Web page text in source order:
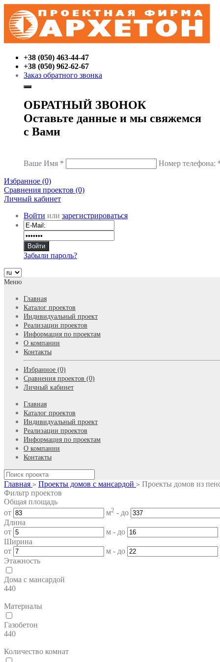
+38 (050) 463-44-47
+38 (050) 962-62-67
Заказ обратного звонка
ОБРАТНЫЙ ЗВОНОК
Оставьте данные и мы свяжемся
с Вами
Ваше Имя * Номер телефона:
Избранное (0)
Сравнения проектов (0)
Личный кабинет
Войти или зарегистрироваться
Забыли пароль?
Меню
Главная
Каталог проектов
Индивидуальный проект
Реализации проектов
Информация по проектам
О компании
Контакты
Избранное (0)
Сравнения проектов (0)
Личный кабинет
Главная
Каталог проектов
Индивидуальный проект
Реализации проектов
Информация по проектам
О компании
Контакты
Главная > Проекты домов с мансардой > Проекты домов из
Фильтр проектов
Общая площадь
от
м2 - до
Длина
от
м - до
Ширина
от
м - до
Этажность
Дома с мансардой
440
Материалы
Газобетон
440
Количество комнат